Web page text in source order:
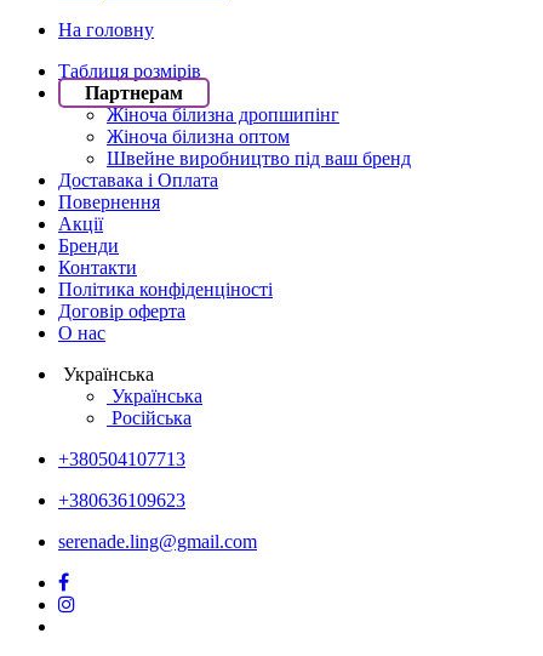
На головну
Таблиця розмірів
Партнерам
Жіноча білизна дропшипінг
Жіноча білизна оптом
Швейне виробництво під ваш бренд
Доставака і Оплата
Повернення
Акції
Бренди
Контакти
Політика конфіденціності
Договір оферта
О нас
Українська
Українська
Російська
+380504107713
+380636109623
serenade.ling@gmail.com